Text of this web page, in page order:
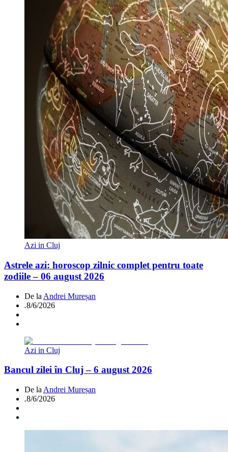
Azi in Cluj
Astrele azi: horoscop zilnic complet pentru toate
zodiile – 06 august 2026
De la Andrei Mureșan
.8/6/2026
Azi in Cluj
Bancul zilei în Cluj – 6 august 2026
De la Andrei Mureșan
.8/6/2026